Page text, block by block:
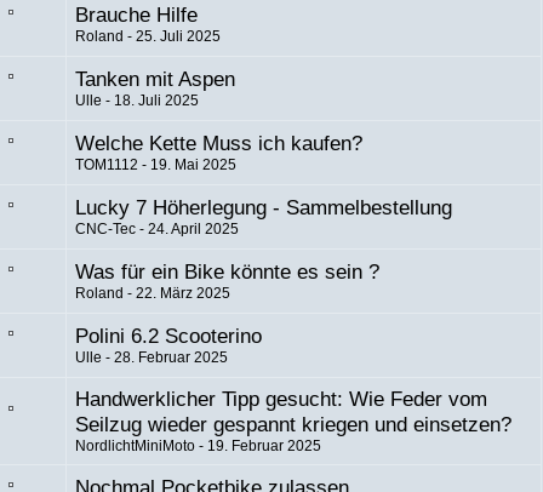
Brauche Hilfe
Roland 25. Juli 2025
Tanken mit Aspen
Ulle 18. Juli 2025
Welche Kette Muss ich kaufen?
TOM1112 19. Mai 2025
Lucky 7 Höherlegung - Sammelbestellung
CNC-Tec 24. April 2025
Was für ein Bike könnte es sein ?
Roland 22. März 2025
Polini 6.2 Scooterino
Ulle 28. Februar 2025
Handwerklicher Tipp gesucht: Wie Feder vom
Seilzug wieder gespannt kriegen und einsetzen?
NordlichtMiniMoto 19. Februar 2025